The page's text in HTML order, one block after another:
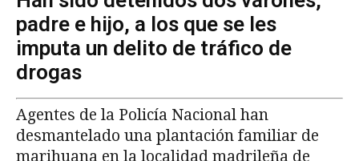
padre e hijo, a los que se les
imputa un delito de tráfico de
drogas
Agentes de la Policía Nacional han
desmantelado una plantación familiar de
marihuana en la localidad madrileña de